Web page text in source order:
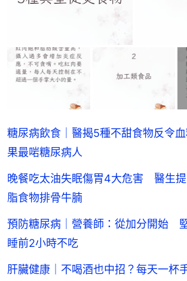
糖尿病飲食｜醫揭5種不甜食物反令
果最啱糖尿病人
晚餐吃太油失眠傷胃4大危害 醫生
脂食物排骨牛腩
預防糖尿病｜營養師：從加分開始
睡前2小時不吃
肝臟健康｜不喝酒也中招？每天一杯